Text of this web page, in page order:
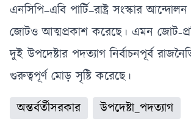
এনসিপি–এবি পার্টি–রাষ্ট্র সংস্কার
জোটও আত্মপ্রকাশ করেছে। এমন জোট-
দুই উপদেষ্টার পদত্যাগ নির্বাচনপূর্ব
গুরুত্বপূর্ণ মোড় সৃষ্টি করেছে।
অন্তর্বর্তীসরকার
উপদেষ্টা_পদত্যাগ